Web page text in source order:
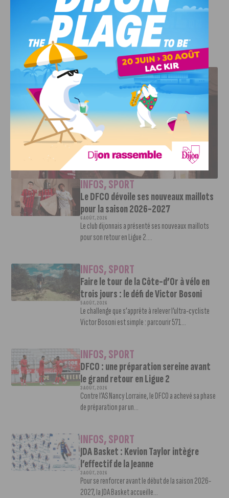
Crédit photo : Depositphotos
J'AIME LE DFCO
LE DFCO DÉVOILE SES NOUVEAUX MAILLOTS POUR LA
SAISON 2026-2027
INFOS,SPORT
Le DFCO dévoile ses nouveaux maillots
pour la saison 2026-2027
6 AOÛT, 2026
Le club dijonnais a présenté ses nouveaux maillots
pour son retour en Ligue 2....
INFOS,SPORT
Faire le tour de la Côte-d’Or à vélo en
trois jours : le défi de Victor Bosoni
5 AOÛT, 2026
Le challenge que s’apprête à relever l’ultra-cycliste
Victor Bosoni est simple : parcourir 571...
INFOS,SPORT
DFCO : une préparation sereine avant
le grand retour en Ligue 2
3 AOÛT, 2026
Contre l’AS Nancy Lorraine, le DFCO a achevé sa phase
de préparation par un...
INFOS,SPORT
JDA Basket : Kevion Taylor intègre
l’effectif de la Jeanne
3 AOÛT, 2026
Pour se renforcer avant le début de la saison 2026-
2027, la JDA Basket accueille...